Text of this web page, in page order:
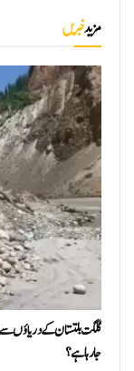
مزیدخبریں
گلگت بلتستان کے دریاؤں سے
جا رہا ہے؟